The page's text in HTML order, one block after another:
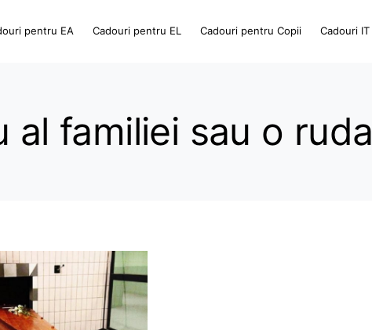
pentru EA Cadouri pentru EL Cadouri pentru Copii Cadouri IT
al familiei sau o ruda